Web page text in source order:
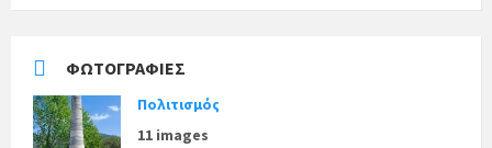
ΦΩΤΟΓΡΑΦΊΕΣ
Πολιτισμός
11 images